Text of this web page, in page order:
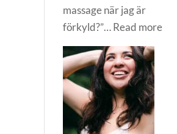
massage när jag är
förkyld?”…Read more: